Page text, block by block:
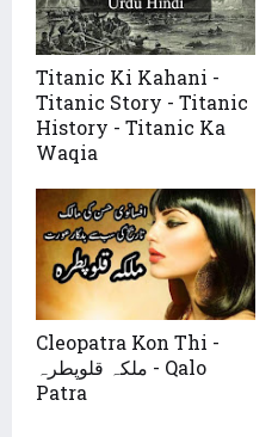
Titanic Ki Kahani -
Titanic Story - Titanic
History - Titanic Ka
Waqia
Cleopatra Kon Thi -
ملکہ قلوپطرہ - Qalo
Patra